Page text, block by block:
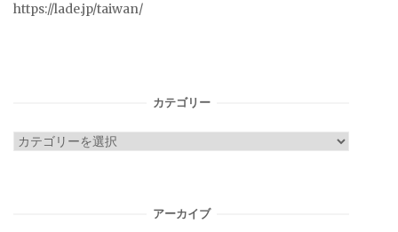
https://lade.jp/taiwan/
カテゴリー
カ
アーカイブ